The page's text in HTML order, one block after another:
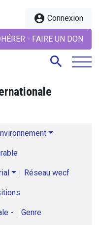
account_circle Connexion
- FAIRE UN DON
search
Réseau wecf
- Genre